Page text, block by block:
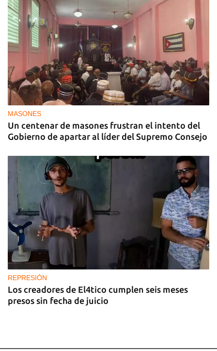
MASONES
Un centenar de masones frustran el intento del
Gobierno de apartar al líder del Supremo Consejo
REPRESIÓN
Los creadores de El4tico cumplen seis meses
presos sin fecha de juicio